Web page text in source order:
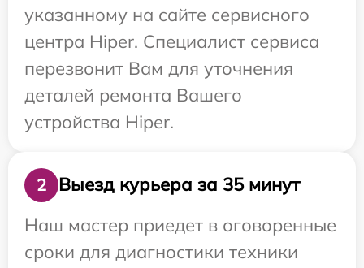
указанному на сайте сервисного
центра Hiper. Специалист сервиса
перезвонит Вам для уточнения
деталей ремонта Вашего
устройства Hiper.
2
Выезд курьера за 35 минут
Наш мастер приедет в оговоренные
сроки для диагностики техники